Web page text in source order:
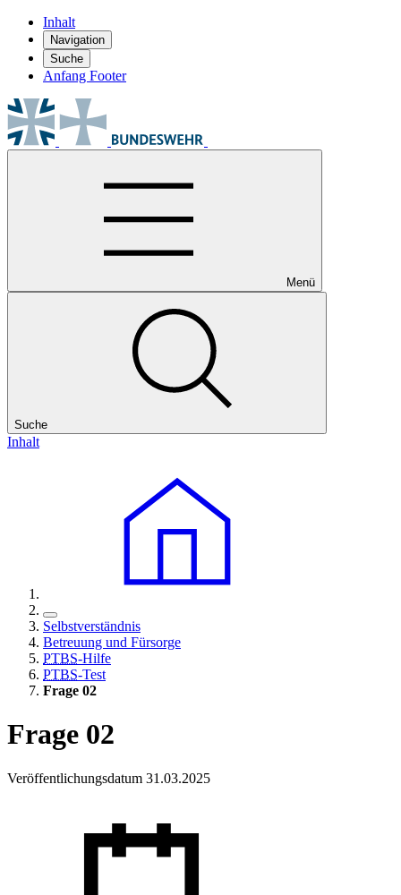
Inhalt
Navigation
Suche
Anfang Footer
Menü
Suche
Inhalt
Selbstverständnis
Betreuung und Fürsorge
PTBS-Hilfe
PTBS-Test
Frage 02
Frage 02
Veröffentlichungsdatum 31.03.2025